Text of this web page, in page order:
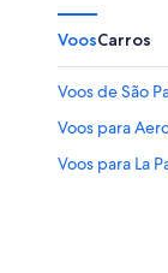
VoosCarros
Voos de São
Voos para
Voos para La